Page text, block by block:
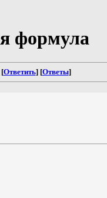
формула
Ответить] [Ответы]